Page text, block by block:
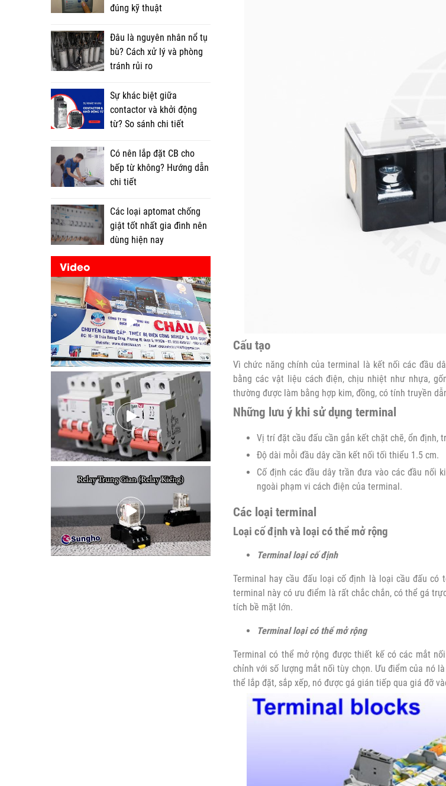
đúng kỹ thuật
Đâu là nguyên nhân nổ tụ
bù? Cách xử lý và phòng
tránh rủi ro
Sự khác biệt giữa
contactor và khởi động
từ? So sánh chi tiết
Có nên lắp đặt CB cho
bếp từ không? Hướng dẫn
chi tiết
Các loại aptomat chống
giật tốt nhất gia đình nên
dùng hiện nay
Video
Cấu tạo
Vì chức năng chính của terminal là kết nối các đầu
bằng các vật liệu cách điện, chịu nhiệt như nhựa,
thường được làm bằng hợp kim, đồng, có tính truyền
Những lưu ý khi sử dụng terminal
Vị trí đặt cầu đấu cần gắn kết chặt chẽ, ổn định,
Độ dài mỗi đầu dây cần kết nối tối thiểu 1.5 cm.
Cố định các đầu dây trần đưa vào các đầu nối
ngoài phạm vi cách điện của terminal.
Các loại terminal
Loại cố định và loại có thể mở rộng
Terminal loại cố định
Terminal hay cầu đấu loại cố định là loại cầu đấu
terminal này có ưu điểm là rất chắc chắn, có thể gá
tích bề mặt lớn.
Terminal loại có thể mở rộng
Terminal có thể mở rộng được thiết kế có các mắt
chỉnh với số lượng mắt nối tùy chọn. Ưu điểm của nó
thể lắp đặt, sắp xếp, nó được gá gián tiếp qua giá đỡ